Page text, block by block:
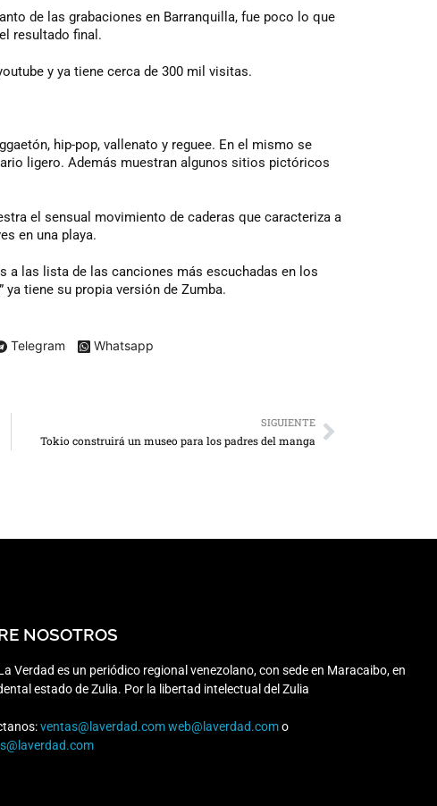
de las grabaciones en Barranquilla, fue poco lo que
resultado final.
y ya tiene cerca de 300 mil visitas.
hip-pop, vallenato y reguee. En el mismo se
ligero. Además muestran algunos sitios pictóricos
el sensual movimiento de caderas que caracteriza a
en una playa.
a las lista de las canciones más escuchadas en los
ya tiene su propia versión de Zumba.
Telegram Whatsapp
SIGUIENTE
Tokio construirá un museo para los padres del manga
NOSOTROS
Verdad es un periódico regional venezolano, con sede en Maracaibo, en
estado de Zulia. Por la libertad intelectual del Zulia
ventas@laverdad.comweb@laverdad.como